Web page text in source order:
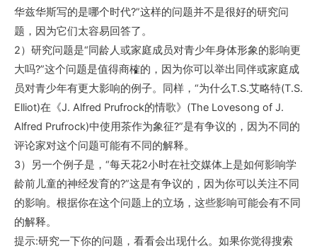
华兹华斯写的是哪个时代?”这样的问题并不是很好的研究问
题，因为它们太容易回答了。
2）研究问题是“同龄人或家庭成员对青少年身体形象的影响更
大吗?”这个问题是值得商榷的，因为你可以举出同伴或家庭成
员对青少年有更大影响的例子。同样，“为什么T.S.艾略特(T.S.
Elliot)在《J. Alfred Prufrock的情歌》(The Lovesong of J.
Alfred Prufrock)中使用茶作为象征?”是有争议的，因为不同的
评论家对这个问题可能有不同的解释。
3）另一个例子是，“每天花2小时在社交媒体上是如何影响学
龄前儿童的神经发育的?”这是有争议的，因为你可以关注不同
的影响。根据你在这个问题上的立场，这些影响可能会有不同
的解释。
提示:研究一下你的问题，看看会出现什么。如果你觉得搜索